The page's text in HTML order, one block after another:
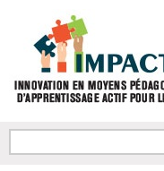
FORMULAIRE DE